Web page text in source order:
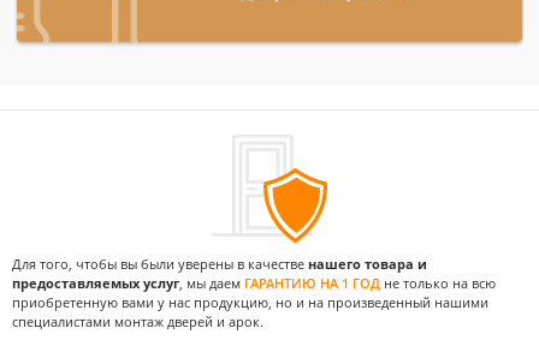
Для того, чтобы вы были уверены в качестве нашего товара и
предоставляемых услуг , мы даем ГАРАНТИЮ НА 1 ГОД не только на всю
приобретенную вами у нас продукцию, но и на произведенный нашими
специалистами монтаж дверей и арок.